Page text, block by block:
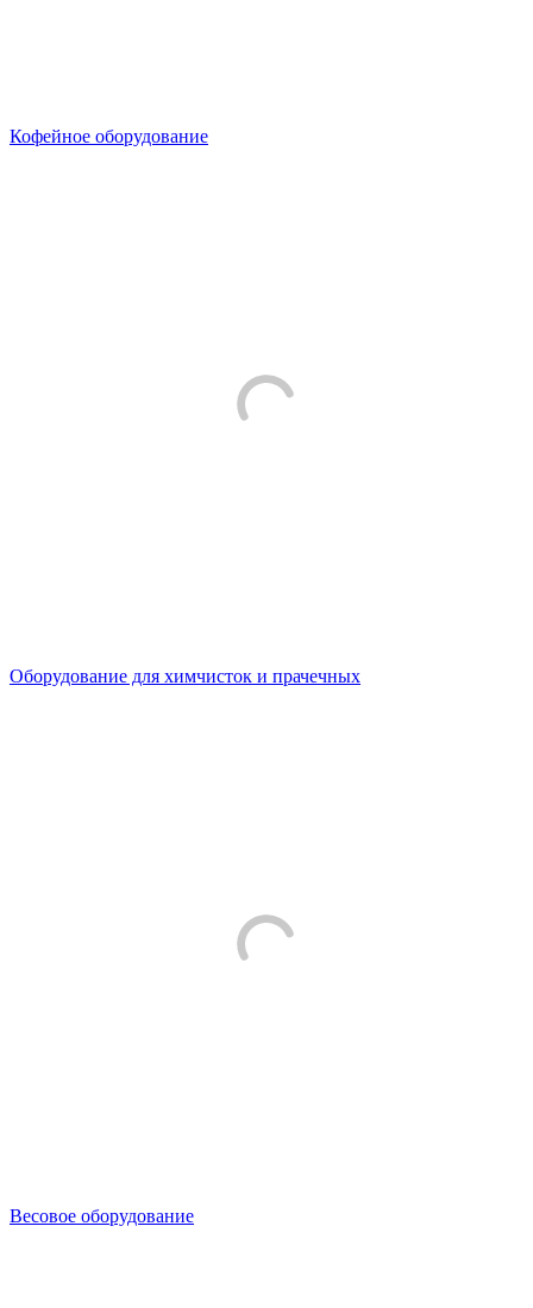
Кофейное оборудование
Оборудование для химчисток и прачечных
Весовое оборудование